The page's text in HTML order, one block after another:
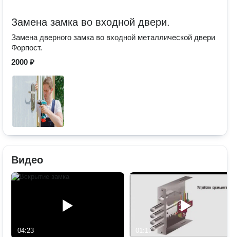
Замена замка во входной двери.
Замена дверного замка во входной металлической двери
Форпост.
2000 ₽
Видео
04:23 01:17